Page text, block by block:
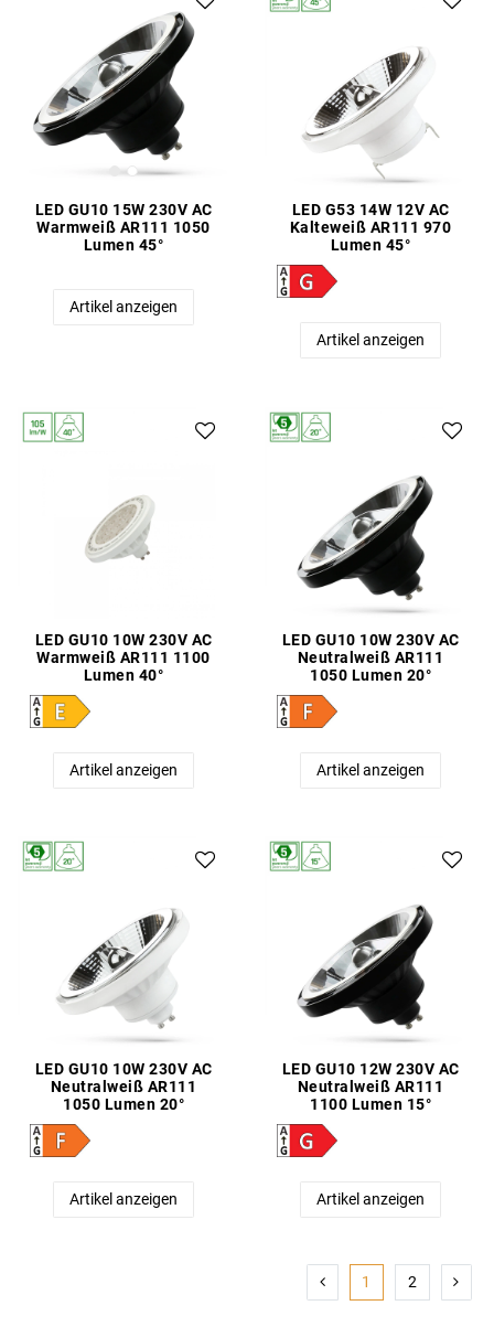
LED GU10 15W 230V AC
Warmweiß AR111 1050
Lumen 45°
Artikel anzeigen
LED G53 14W 12V AC
Kalteweiß AR111 970
Lumen 45°
Artikel anzeigen
LED GU10 10W 230V AC
Warmweiß AR111 1100
Lumen 40°
Artikel anzeigen
LED GU10 10W 230V AC
Neutralweiß AR111
1050 Lumen 20°
Artikel anzeigen
LED GU10 10W 230V AC
Neutralweiß AR111
1050 Lumen 20°
Artikel anzeigen
LED GU10 12W 230V AC
Neutralweiß AR111
1100 Lumen 15°
Artikel anzeigen
1 2